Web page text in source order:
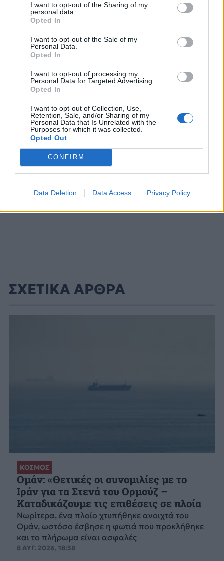
I want to opt-out of the Sharing of my
personal data.
Opted In
I want to opt-out of the Sale of my
Personal Data.
Opted In
I want to opt-out of processing my
Personal Data for Targeted Advertising.
Opted In
I want to opt-out of Collection, Use,
Retention, Sale, and/or Sharing of my
Personal Data that Is Unrelated with the
Purposes for which it was collected.
Opted Out
CONFIRM
Data Deletion Data Access Privacy Policy
Patriot στη Σαουδική
Αραβία: Κάθε μήνα
επαναξιολογείται η
ελληνική παρουσία –
Μήνυμα της Αθήνας στο
Ριάντ
και επτά
τρία τουρκικά
ΔΙΑΦΗΜΙΣΗ
ΣΧΕΤΙΚΑ ΑΡΘΡΑ
ΚΟΣΜΟΣ
Ομάν: «Θετικές οι συνομιλίες με το
Ιράν για τα Στενά του Ορμούζ –
Καταδικάζουμε τις επιθέσεις σε πλοία
Νωρίτερα, ένα πλοίο χτυπήθηκε ανοιχτά του
Ομάν, ωστόσο έσβησε η φωτιά που προκλήθηκε
και το πλήρωμα είναι ασφαλές
8 ΑΥΓ. 2026, 18:38